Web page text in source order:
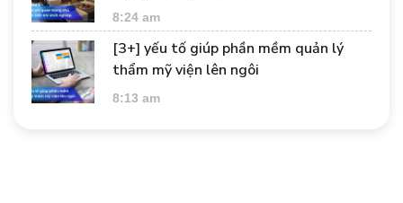
8:24 am
[3+] yếu tố giúp phần mềm quản lý
thẩm mỹ viện lên ngôi
8:13 am